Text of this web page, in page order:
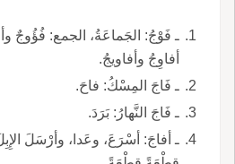
ـ فَوْجُ: الجَماعَةُ، الجمع: فُؤُوجٌ
أفاوِجُ وأفاويجُ.
ـ فَاجَ المِسْكُ: فاحَ.
ـ فَاجَ النَّهارُ: بَرَدَ.
ـ أفاجَ: أسْرَعَ، وعَدا، وأرْسَلَ